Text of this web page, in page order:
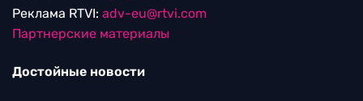
Реклама RTVI: adv-eu@rtvi.com
Партнерские материалы
Достойные новости